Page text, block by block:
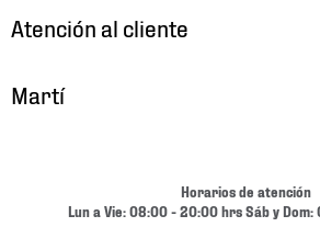
Atención al cliente
Cambios y Devoluciones
Martí
Horarios de atención
Lun a Vie: 08:00 - 20:00 hrs Sáb y Dom: